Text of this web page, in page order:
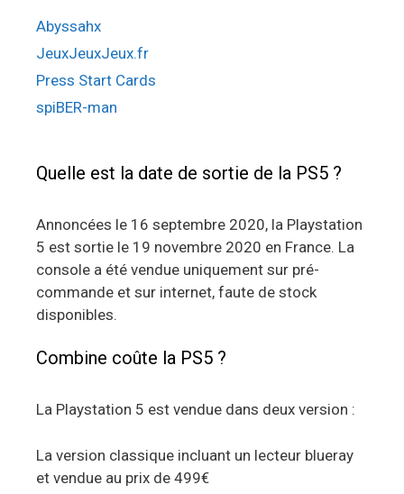
Abyssahx
JeuxJeuxJeux.fr
Press Start Cards
spiBER-man
Quelle est la date de sortie de la PS5 ?
Annoncées le 16 septembre 2020, la Playstation
5 est sortie le 19 novembre 2020 en France. La
console a été vendue uniquement sur pré-
commande et sur internet, faute de stock
disponibles.
Combine coûte la PS5 ?
La Playstation 5 est vendue dans deux version :
La version classique incluant un lecteur blueray
et vendue au prix de 499€